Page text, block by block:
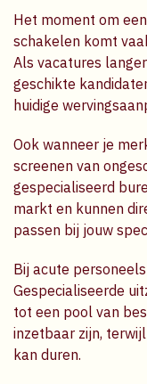
Het moment om
schakelen komt
Als vacatures
geschikte
huidige
Ook wanneer je
screenen van
gespecialiseerd
markt en kunnen
passen bij jouw
Bij acute
Gespecialiseerde
tot een pool van
inzetbaar zijn,
kan duren.